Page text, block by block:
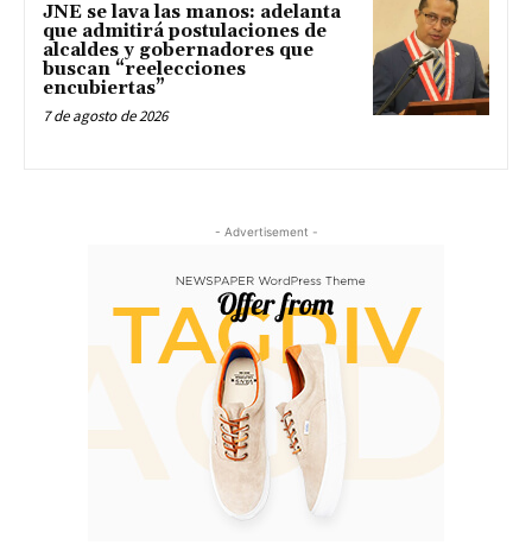
JNE se lava las manos: adelanta
que admitirá postulaciones de
alcaldes y gobernadores que
buscan “reelecciones
encubiertas”
7 de agosto de 2026
- Advertisement -